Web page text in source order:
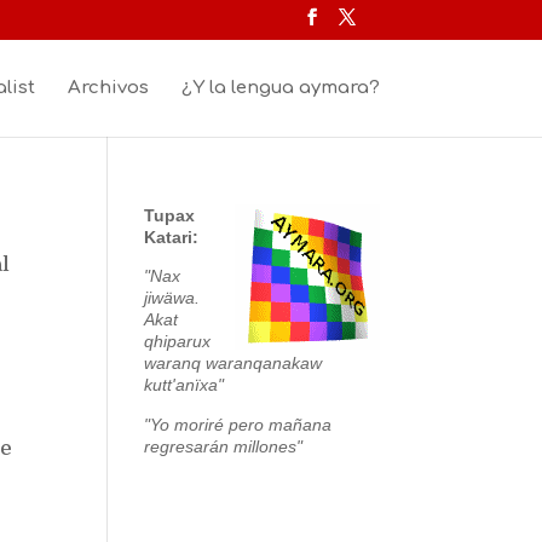
Archivos ¿Y la lengua aymara?
Tupax
Katari:
"Nax
jiwäwa.
Akat
qhiparux
waranq waranqanakaw
kutt'anïxa"
"Yo moriré pero mañana
regresarán millones"